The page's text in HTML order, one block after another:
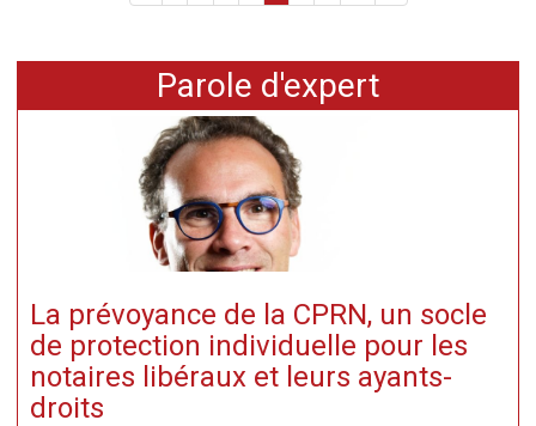
Parole d'expert
La prévoyance de la CPRN, un socle
de protection individuelle pour les
notaires libéraux et leurs ayants-
droits